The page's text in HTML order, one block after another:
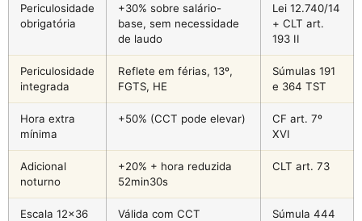
Periculosidade
obrigatória
+30% sobre salário-
base, sem necessidade
de laudo
Lei 12.740/14
+ CLT art.
193 II
Periculosidade
integrada
Reflete em férias, 13º,
FGTS, HE
Súmulas 191
e 364 TST
Hora extra
mínima
+50% (CCT pode elevar)
CF art. 7º
XVI
Adicional
noturno
+20% + hora reduzida
52min30s
CLT art. 73
Escala 12×36 Válida com CCT
Súmula 444